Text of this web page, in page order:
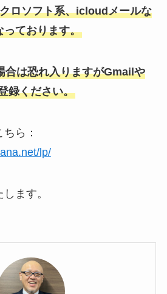
ロソフト系、icloudメールな
っております。
合は恐れ入りますがGmailや
録ください。
ら：
lp/
ます。